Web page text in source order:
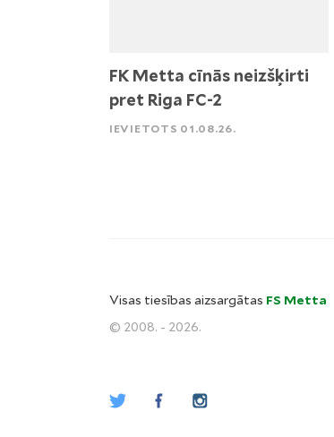
FK Metta cīnās neizšķirti
pret Riga FC-2
IEVIETOTS 01.08.26.
Visas tiesības aizsargātas FS Metta
© 2008. - 2026.